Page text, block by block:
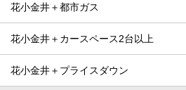
花小金井＋都市ガス
花小金井＋カースペース2台以上
花小金井＋プライスダウン